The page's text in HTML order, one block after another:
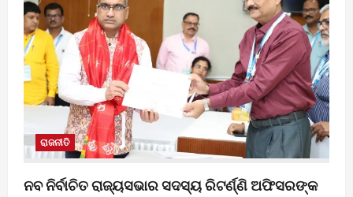
ରାଜନୀତି
ନବ ନିର୍ବାଚିତ ରାଜ୍ୟସଭାର ସଦସ୍ୟ ରିଟର୍ଣ୍ଣି ଅଫିସରଙ୍କ